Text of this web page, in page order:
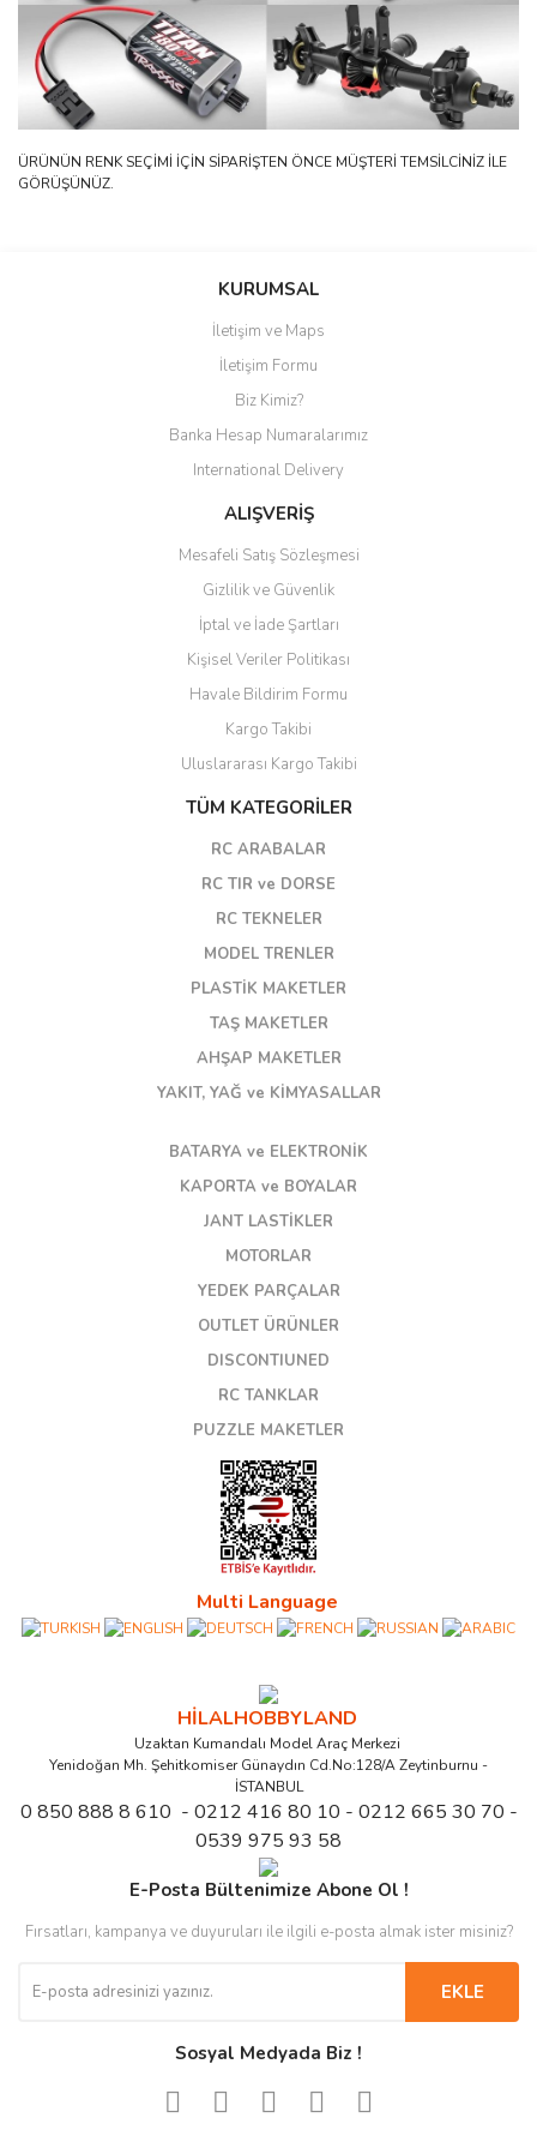
ÜRÜNÜN RENK SEÇİMİ İÇİN SİPARİŞTEN ÖNCE MÜŞTERİ TEMSİLCİNİZ İLE
GÖRÜŞÜNÜZ.
Bu ürüne ilk yorumu siz yapın!
KURUMSAL
İletişim ve Maps
İletişim Formu
Biz Kimiz?
Banka Hesap Numaralarımız
International Delivery
ALIŞVERİŞ
Mesafeli Satış Sözleşmesi
Gizlilik ve Güvenlik
İptal ve İade Şartları
Kişisel Veriler Politikası
Havale Bildirim Formu
Kargo Takibi
Uluslararası Kargo Takibi
TÜM KATEGORİLER
RC ARABALAR
RC TIR ve DORSE
RC TEKNELER
MODEL TRENLER
PLASTİK MAKETLER
TAŞ MAKETLER
AHŞAP MAKETLER
YAKIT, YAĞ ve KİMYASALLAR
BATARYA ve ELEKTRONİK
KAPORTA ve BOYALAR
JANT LASTİKLER
MOTORLAR
YEDEK PARÇALAR
OUTLET ÜRÜNLER
DISCONTIUNED
RC TANKLAR
PUZZLE MAKETLER
Multi Language
HİLALHOBBYLAND
Uzaktan Kumandalı Model Araç Merkezi
Yenidoğan Mh. Şehitkomiser Günaydın Cd.No:128/A Zeytinburnu -
İSTANBUL
0 850 888 8 610 - 0212 416 80 10 - 0212 665 30 70 -
0539 975 93 58
E-Posta Bültenimize Abone Ol !
Fırsatları, kampanya ve duyuruları ile ilgili e-posta almak ister misiniz?
EKLE
Sosyal Medyada Biz !